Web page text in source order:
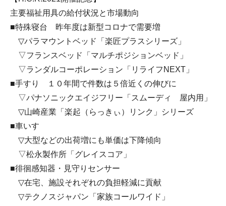
主要福祉用具の給付状況と市場動向
■特殊寝台 昨年度は新型コロナで需要増
▽パラマウントベッド「楽匠プラスシリーズ」
▽フランスベッド「マルチポジションベッド」
▽ランダルコーポレーション「リライフNEXT」
■手すり １０年間で件数は５倍近くの伸びに
▽パナソニックエイジフリー「スムーディ 屋内用」
▽山崎産業「楽起（らっきぃ）リンク」シリーズ
■車いす
▽大型などの出荷増にも単価は下降傾向
▽松永製作所「グレイスコア」
■徘徊感知器・見守りセンサー
▽在宅、施設それぞれの負担軽減に貢献
▽テクノスジャパン「家族コールワイド」